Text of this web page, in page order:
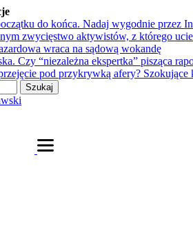
do końca. Nadaj wygodnie przez
zwycięstwo aktywistów, z którego
wraca na sądową wokandę
Czy “niezależna ekspertka” pisząca
pod przykrywką afery? Szokujące